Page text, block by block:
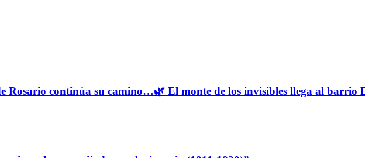
Rosario continúa su camino…🌿 El monte de los invisibles llega al barrio